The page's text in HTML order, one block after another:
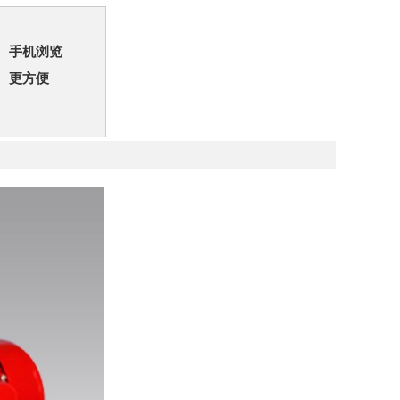
手机浏览
更方便